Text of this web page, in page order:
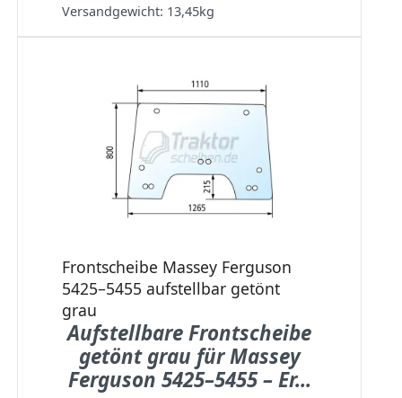
Versandgewicht: 13,45kg
Frontscheibe Massey Ferguson
5425–5455 aufstellbar getönt
grau
Aufstellbare Frontscheibe
getönt grau für Massey
Ferguson 5425–5455 – Er...